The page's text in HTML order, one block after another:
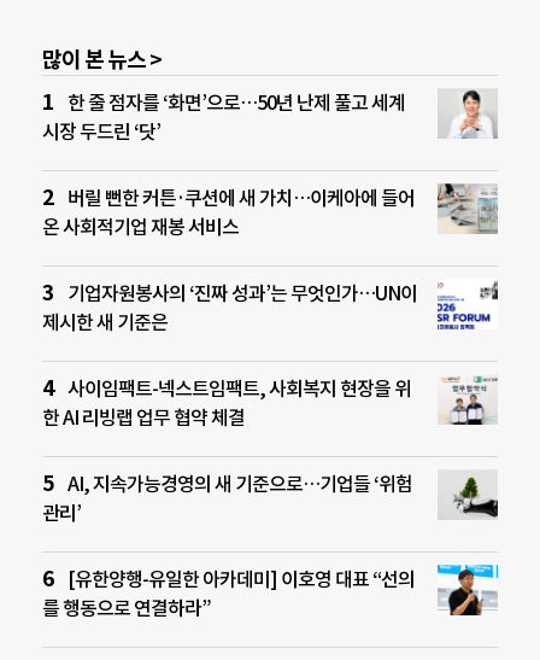
많이 본 뉴스 >
한 줄 점자를 ‘화면’으로…50년 난제 풀고 세계
시장 두드린 ‘닷’
버릴 뻔한 커튼·쿠션에 새 가치…이케아에 들어
온 사회적기업 재봉 서비스
기업자원봉사의 ‘진짜 성과’는 무엇인가…UN이
제시한 새 기준은
사이임팩트-넥스트임팩트, 사회복지 현장을 위
한 AI 리빙랩 업무 협약 체결
AI, 지속가능경영의 새 기준으로…기업들 ‘위험
관리’
[유한양행-유일한 아카데미] 이호영 대표 “선의
를 행동으로 연결하라”